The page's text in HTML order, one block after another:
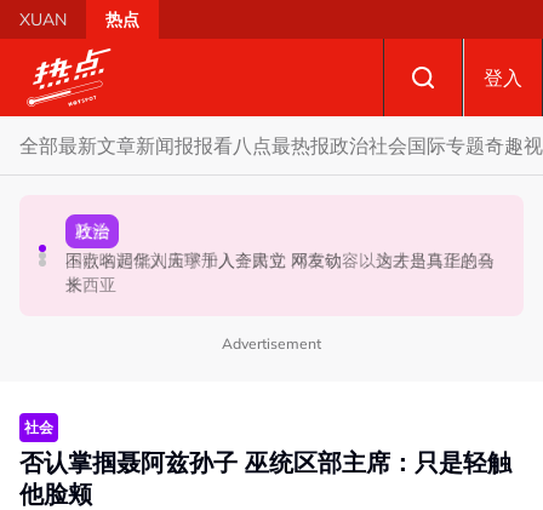
Skip to main content
XUAN 热点
登入
全部最新文章新闻报报看八点最热报政治社会国际专题奇趣
政治
马六甲州选 | 开放看待甲州选合作模式 国盟: 协商互换议席
没问题
社会
国歌响起华人庙宇千人齐肃立 网友动容：这才是真正的马
来西亚
政治
不点名调侃刘天球加入全民党 邓章钦：以为去当马华总会
长
Advertisement
社会
否认掌掴聂阿兹孙子 巫统区部主席：只是轻触
他脸颊